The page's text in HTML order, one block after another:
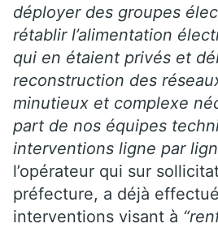
déployer des groupes
rétablir l’alimentation
qui en étaient privés et
reconstruction des
minutieux et complexe
part de nos équipes
interventions ligne par
l’opérateur qui sur
préfecture, a déjà
interventions visant à